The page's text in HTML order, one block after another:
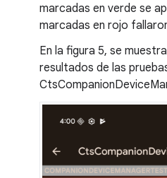
marcadas en verde se
marcadas en rojo
En la figura 5, se
resultados de las